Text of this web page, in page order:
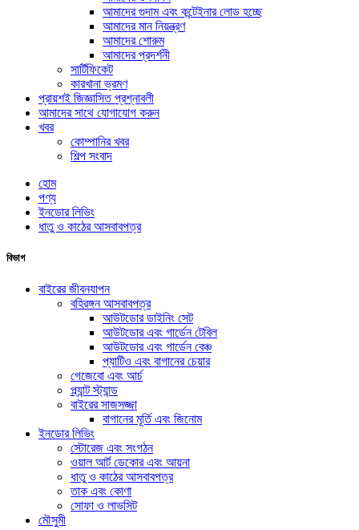
আমাদের গুদাম এবং কন্টেইনার লোড হচ্ছে
আমাদের মান নিয়ন্ত্রণ
আমাদের শোরুম
আমাদের প্রদর্শনী
সার্টিফিকেট
কারখানা ভ্রমণ
প্রায়শই জিজ্ঞাসিত প্রশ্নাবলী
আমাদের সাথে যোগাযোগ করুন
খবর
কোম্পানির খবর
শিল্প সংবাদ
হোম
পণ্য
ইনডোর লিভিং
ধাতু ও কাঠের আসবাবপত্র
বিভাগ
বাইরের জীবনযাপন
বহিরঙ্গন আসবাবপত্র
আউটডোর ডাইনিং সেট
আউটডোর এবং গার্ডেন টেবিল
আউটডোর এবং গার্ডেন বেঞ্চ
প্যাটিও এবং বাগানের চেয়ার
গেজেবো এবং আর্চ
প্ল্যান্ট স্ট্যান্ড
বাইরের সাজসজ্জা
বাগানের মূর্তি এবং জিনোম
ইনডোর লিভিং
স্টোরেজ এবং সংগঠন
ওয়াল আর্ট ডেকোর এবং আয়না
ধাতু ও কাঠের আসবাবপত্র
তাক এবং কোণা
সোফা ও লাভসিট
মৌসুমী